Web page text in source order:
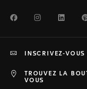
FacebookInstagram
TROUVEZ LA
VOUS
INSCRIVEZ-